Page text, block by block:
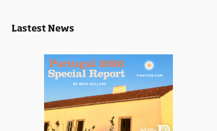
Lastest News